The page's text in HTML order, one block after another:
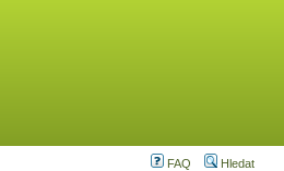
FAQ Hledat